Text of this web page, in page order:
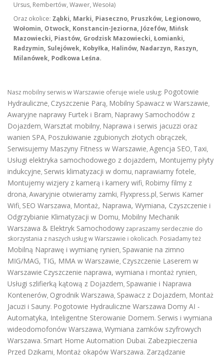
Ursus, Rembertów, Wawer, Wesoła)
Oraz okolice: Ząbki, Marki, Piaseczno, Pruszków, Legionowo,
Wołomin, Otwock, Konstancin-Jeziorna, Józefów, Mińsk
Mazowiecki, Piastów, Grodzisk Mazowiecki, Łomianki,
Radzymin, Sulejówek, Kobyłka, Halinów, Nadarzyn, Raszyn,
Milanówek, Podkowa Leśna.
Nasz mobilny serwis w Warszawie oferuje wiele usług: Pogotowie
Hydrauliczne, Czyszczenie Parą, Mobilny Spawacz w Warszawie,
Awaryjne naprawy Furtek i Bram, Naprawy Samochodów z
Dojazdem, Warsztat mobilny, Naprawa i serwis jacuzzi oraz
wanien SPA, Poszukiwanie zgubionych złotych obrączek,
Serwisujemy Maszyny Fitness w Warszawie, Agencja SEO, Taxi,
Usługi elektryka samochodowego z dojazdem, Montujemy płyty
indukcyjne, Serwis klimatyzacji w domu, naprawiamy fotele,
Montujemy wizjery z kamerą i kamery wifi, Robimy filmy z
drona, Awaryjnie otwieramy zamki, Flyxpress.pl, Serwis Kamer
Wifi, SEO Warszawa, Montaż, Naprawa, Wymiana, Czyszczenie i
Odgrzybianie Klimatyzacji w Domu, Mobilny Mechanik
Warszawa & Elektryk Samochodowy zapraszamy serdecznie do
skorzystania z naszych usług w Warszawie i okolicach. Posiadamy też
Mobilną Naprawę i wymianę rynien, Spawanie na zimno
MIG/MAG, TIG, MMA w Warszawie, Czyszczenie Laserem w
Warszawie Czyszczenie naprawa, wymiana i montaż rynien,
Usługi szlifierką kątową z Dojazdem, Spawanie i Naprawa
Kontenerów, Ogrodnik Warszawa, Spawacz z Dojazdem, Montaż
Jacuzi i Sauny. Pogotowie Hydrauliczne Warszawa Domy AI -
Automatyka, Inteligentne Sterowanie Domem. Serwis i wymiana
wideodomofonów Warszawa, Wymiana zamków szyfrowych
Warszawa. Smart Home Automation Dubai. Zabezpieczenia
Przed Dzikami, Montaż okapów Warszawa. Zarządzanie